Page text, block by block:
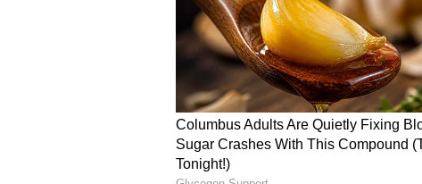
எலக்ட்ரிக் மொபிலிட்டி
நான்கு மாத காலத்திற்கு
ஏற்றுக்கொள்வதற்கு மொத்தம் ரூ.